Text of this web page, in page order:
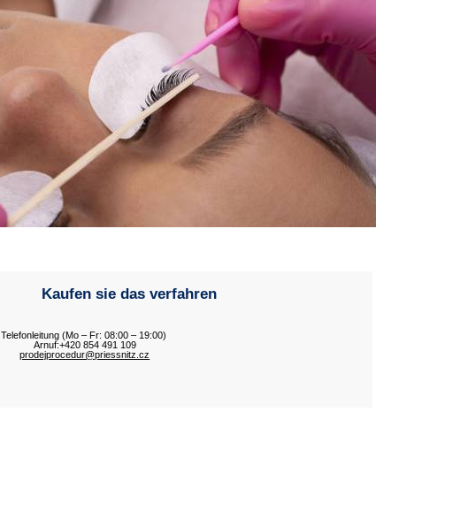
Kaufen sie das verfahren
Telefonleitung (Mo – Fr: 08:00 – 19:00)
Arnuf:+420 854 491 109
prodejprocedur@priessnitz.cz